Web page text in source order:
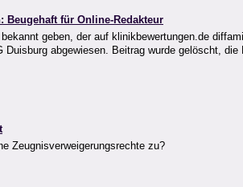
Beugehaft für Online-Redakteur
geben, der auf klinikbewertungen.de
Duisburg abgewiesen. Beitrag wurde gelöscht,
Zeugnisverweigerungsrechte zu?